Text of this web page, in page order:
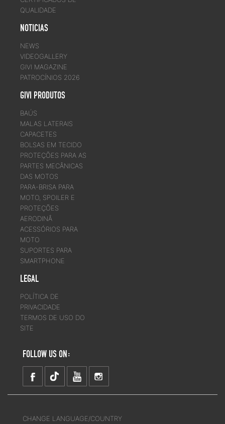
QUALIDADE
NOTICIAS
NEWS
VIDEOGALLERY
GIVI MAGAZINE
PATROCÍNIOS 2026
GIVI PRODUTOS
BAÚS
MALAS LATERAIS
CAPACETES
BOLSAS EM TECIDO
PROTEÇÕES PARA AS
PARTES MECÂNICAS
DAS MOTOS
PARA-BRISA PARA
MOTO, SPOILER E
PROTEÇÕES
AERODINÂ
ACESSÓRIOS PARA
MOTO
SUPORTES PARA
SMARTPHONE
LEGAL
POLÍTICA DE
PRIVACIDADE
TERMOS DE USO DO
SITE
FOLLOW US ON:
CHANGE LANGUAGE/COUNTRY